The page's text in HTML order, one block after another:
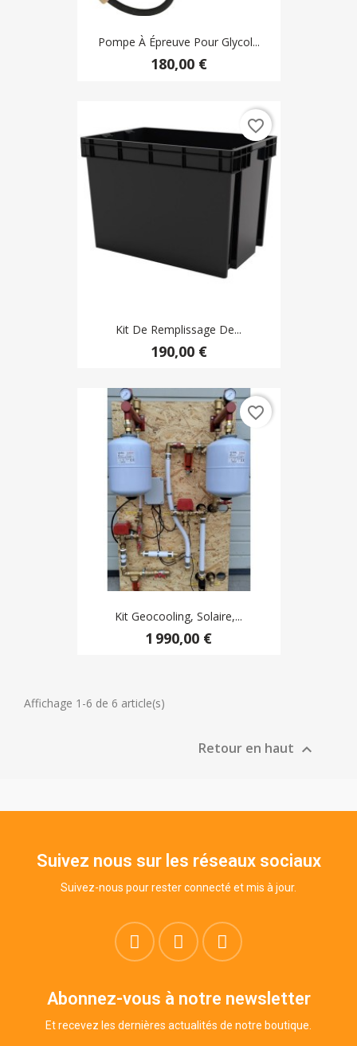
Pompe À Épreuve Pour Glycol...
180,00 €
Kit De Remplissage De...
190,00 €
favorite_border
Kit Geocooling, Solaire,...
1 990,00 €
favorite_border
Affichage 1-6 de 6 article(s)
Retour en haut 
Suivez nous sur les réseaux sociaux
Suivez-nous pour rester connecté et mis à jour.
Abonnez-vous à notre newsletter
Et recevez les dernières actualités de notre boutique.